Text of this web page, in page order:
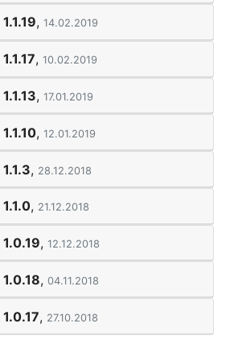
1.1.19, 14.02.2019
1.1.17, 10.02.2019
1.1.13, 17.01.2019
1.1.10, 12.01.2019
1.1.3, 28.12.2018
1.1.0, 21.12.2018
1.0.19, 12.12.2018
1.0.18, 04.11.2018
1.0.17, 27.10.2018